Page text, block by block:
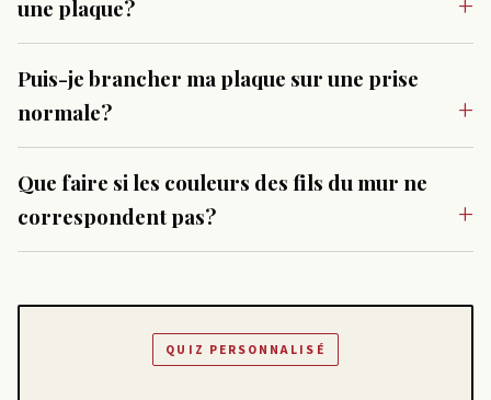
une plaque?
Puis-je brancher ma plaque sur une prise
normale?
Que faire si les couleurs des fils du mur ne
correspondent pas?
QUIZ PERSONNALISÉ